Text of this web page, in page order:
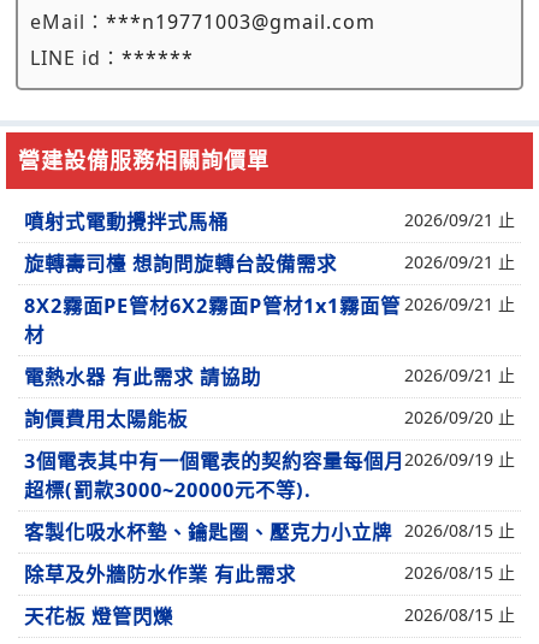
eMail： ***n19771003@gmail.com
LINE id： ******
營建設備服務相關詢價單
噴射式電動攪拌式馬桶 2026/09/21 止
旋轉壽司檯 想詢問旋轉台設備需求 2026/09/21 止
8X2霧面PE管材6X2霧面P管材1x1霧面管
材
2026/09/21 止
電熱水器 有此需求 請協助 2026/09/21 止
詢價費用太陽能板 2026/09/20 止
3個電表其中有一個電表的契約容量每個月
超標(罰款3000~20000元不等).
2026/09/19 止
客製化吸水杯墊、鑰匙圈、壓克力小立牌 2026/08/15 止
除草及外牆防水作業 有此需求 2026/08/15 止
天花板 燈管閃爍 2026/08/15 止